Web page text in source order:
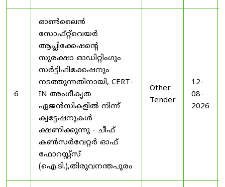
6
ഓൺലൈൻ
സോഫ്റ്റ്‌വെയർ
ആപ്ലിക്കേഷന്റെ
സുരക്ഷാ ഓഡിറ്റിംഗും
സർട്ടിഫിക്കേഷനും
നടത്തുന്നതിനായി, CERT-
IN അംഗീകൃത
ഏജൻസികളിൽ നിന്ന്
ക്വട്ടേഷനുകൾ
ക്ഷണിക്കുന്നു - ചീഫ്
കൺസർവേറ്റർ ഓഫ്
ഫോറസ്റ്റ്സ്
(ഐ.ടി.),തിരുവനന്തപുരം
Other
Tender
12-
08-
2026